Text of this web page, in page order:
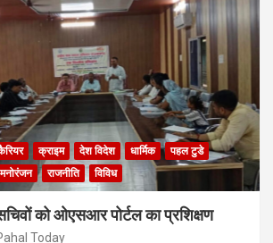
क्राइम देश विदेश धार्मिक
पहल टुडे
मनोरंजन राजनीति विविध
को ओएसआर पोर्टल का प्रशिक्षण
Today